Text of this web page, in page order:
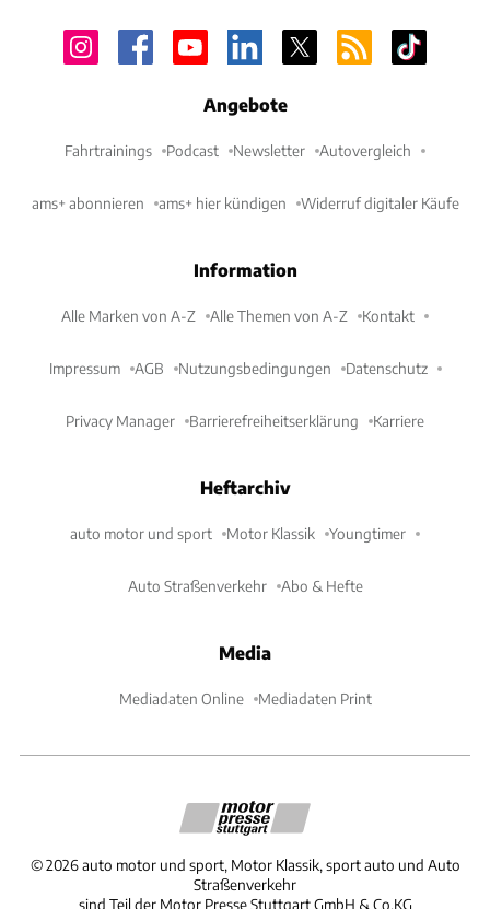
Angebote
Fahrtrainings Podcast Newsletter Autovergleich
ams+ abonnieren ams+ hier kündigen Widerruf digitaler Käufe
Information
Alle Marken von A-Z Alle Themen von A-Z Kontakt
Impressum AGB Nutzungsbedingungen Datenschutz
Privacy Manager Barrierefreiheitserklärung Karriere
Heftarchiv
auto motor und sport Motor Klassik Youngtimer
Auto Straßenverkehr Abo & Hefte
Media
Mediadaten Online Mediadaten Print
©2026 auto motor und sport, Motor Klassik, sport auto und Auto
Straßenverkehr
sind Teil der Motor Presse Stuttgart GmbH & Co.KG